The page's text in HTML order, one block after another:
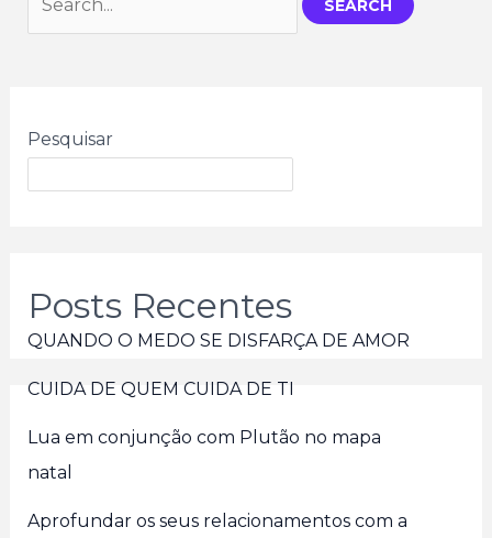
Pesquisar
Posts Recentes
QUANDO O MEDO SE DISFARÇA DE AMOR
CUIDA DE QUEM CUIDA DE TI
Lua em conjunção com Plutão no mapa
natal
Aprofundar os seus relacionamentos com a